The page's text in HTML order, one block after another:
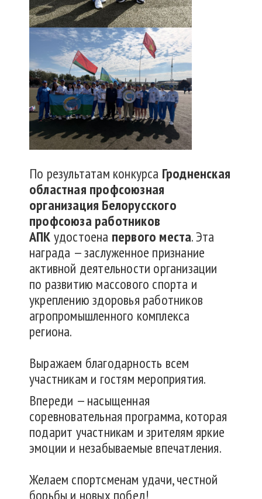
По результатам конкурса Гродненская
областная профсоюзная
организация Белорусского
профсоюза работников
АПКудостоена первого места. Эта
награда — заслуженное признание
активной деятельности организации
по развитию массового спорта и
укреплению здоровья работников
агропромышленного комплекса
региона.
Выражаем благодарность всем
участникам и гостям мероприятия.
Впереди — насыщенная
соревновательная программа, которая
подарит участникам и зрителям яркие
эмоции и незабываемые впечатления.
Желаем спортсменам удачи, честной
борьбы и новых побед!